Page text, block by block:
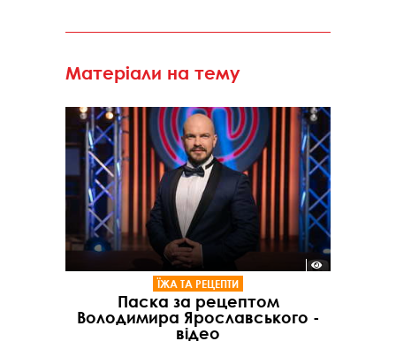
Матеріали на тему
ЇЖА ТА РЕЦЕПТИ
Паска за рецептом
Володимира Ярославського -
відео